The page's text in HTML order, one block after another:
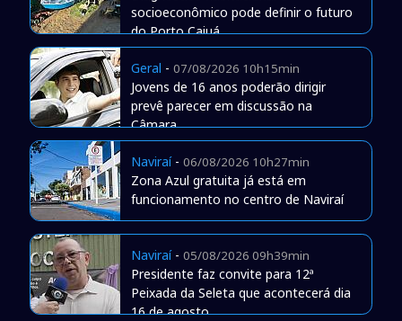
socioeconômico pode definir o futuro
do Porto Caiuá
Geral - 07/08/2026 10h15min
Jovens de 16 anos poderão dirigir
prevê parecer em discussão na
Câmara
Naviraí- 06/08/2026 10h27min
Zona Azul gratuita já está em
funcionamento no centro de Naviraí
Naviraí- 05/08/2026 09h39min
Presidente faz convite para 12ª
Peixada da Seleta que acontecerá dia
16 de agosto